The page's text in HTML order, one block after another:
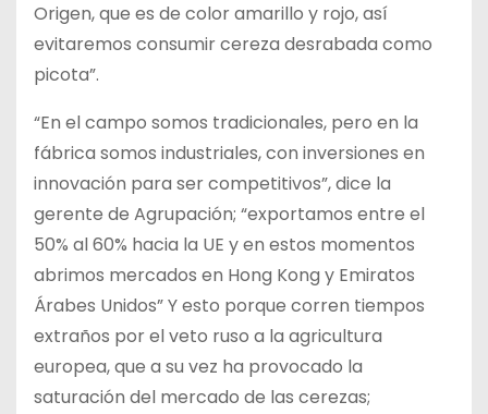
Origen, que es de color amarillo y rojo, así
evitaremos consumir cereza desrabada como
picota”.
“En el campo somos tradicionales, pero en la
fábrica somos industriales, con inversiones en
innovación para ser competitivos”, dice la
gerente de Agrupación; “exportamos entre el
50% al 60% hacia la UE y en estos momentos
abrimos mercados en Hong Kong y Emiratos
Árabes Unidos” Y esto porque corren tiempos
extraños por el veto ruso a la agricultura
europea, que a su vez ha provocado la
saturación del mercado de las cerezas;